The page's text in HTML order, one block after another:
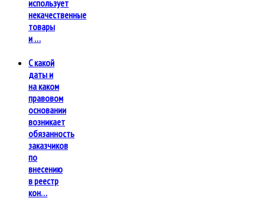
использует
некачественные
товары
и …
С какой
даты и
на каком
правовом
основании
возникает
обязанность
заказчиков
по
внесению
в реестр
кон…